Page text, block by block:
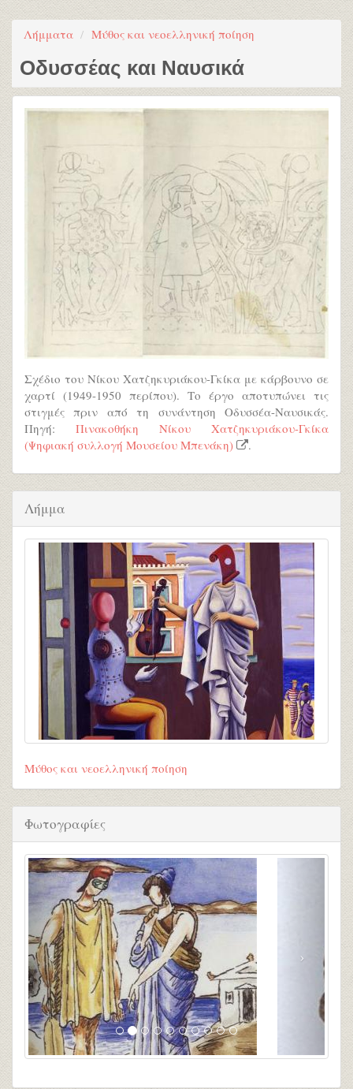
Λήμματα Μύθος και νεοελληνική ποίηση
Οδυσσέας και Ναυσικά
Σχέδιο του Νίκου Χατζηκυριάκου-Γκίκα με κάρβουνο σε
χαρτί (1949-1950 περίπου). Το έργο αποτυπώνει τις
στιγμές πριν από τη συνάντηση Οδυσσέα-Ναυσικάς.
Πηγή: Πινακοθήκη Νίκου Χατζηκυριάκου-Γκίκα
(Ψηφιακή συλλογή Μουσείου Μπενάκη)
.
Λήμμα
Μύθος και νεοελληνική ποίηση
Φωτογραφίες